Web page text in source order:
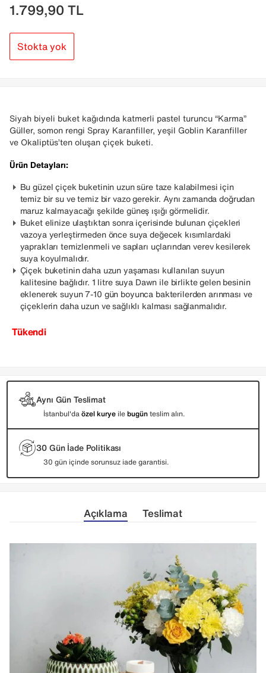
1.799,90 TL
Stokta yok
Siyah biyeli buket kağıdında katmerli pastel turuncu “Karma”
Güller, somon rengi Spray Karanfiller, yeşil Goblin Karanfiller
ve Okaliptüs’ten oluşan çiçek buketi.
Ürün Detayları:
Bu güzel çiçek buketinin uzun süre taze kalabilmesi için
temiz bir su ve temiz bir vazo gerekir. Aynı zamanda doğrudan
maruz kalmayacağı şekilde güneş ışığı görmelidir.
Buket elinize ulaştıktan sonra içerisinde bulunan çiçekleri
vazoya yerleştirmeden önce suya değecek kısımlardaki
yaprakları temizlenmeli ve sapları uçlarından verev kesilerek
suya koyulmalıdır.
Çiçek buketinin daha uzun yaşaması kullanılan suyun
kalitesine bağlıdır. 1 litre suya Dawn ile birlikte gelen besinin
eklenerek suyun 7-10 gün boyunca bakterilerden arınması ve
çiçeklerin daha uzun ve sağlıklı kalması sağlanmalıdır.
Tükendi
Aynı Gün Teslimat
İstanbul'daözel kurye ilebugünteslim alın.
30 Gün İade Politikası
30 gün içinde sorunsuz iade garantisi.
Açıklama Teslimat